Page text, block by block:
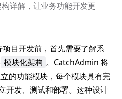
详解，让业务功能开发更
目开发前，首先需要了解系
模块化架构 。CatchAdmin 将
的功能模块，每个模块具有完
开发、测试和部署。这种设计